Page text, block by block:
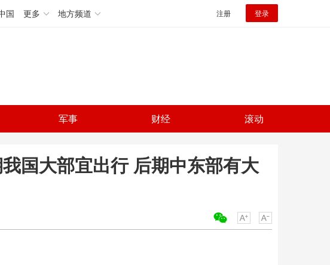
国 更多 地方频道 注册 登录
军事 财经 滚动
国大部宜出行 后期中东部有大